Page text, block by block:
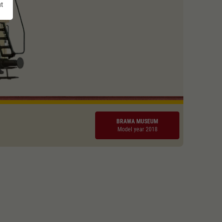
BRAWA MUSEUM
Model year 2018